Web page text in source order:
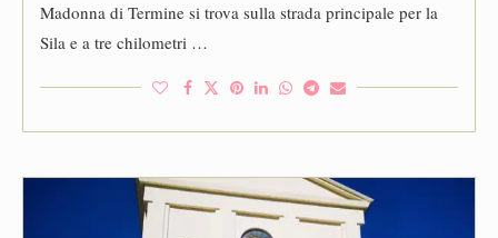
Madonna di Termine si trova sulla strada principale per la
Sila e a tre chilometri …